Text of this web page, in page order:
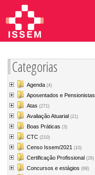
Categorias
Agenda (4)
Aposentados e Pensionistas
Atas (271)
Avaliação Atuarial (21)
Boas Práticas (3)
CTC (210)
Censo Issem/2021 (10)
Certificação Profissional (28)
Concursos e estágios (68)